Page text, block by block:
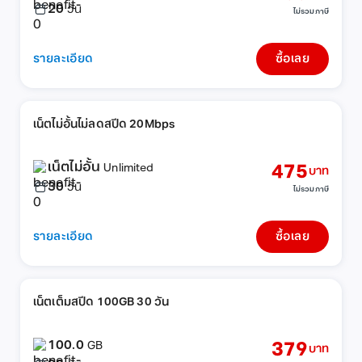
20 วัน ไม่รวมภาษี
รายละเอียด ซื้อเลย
เน็ตไม่อั้นไม่ลดสปีด 20Mbps
เน็ตไม่อั้นUnlimited
30 วัน
475 บาท
ไม่รวมภาษี
รายละเอียด ซื้อเลย
เน็ตเต็มสปีด 100GB 30 วัน
100.0 GB 379 บาท